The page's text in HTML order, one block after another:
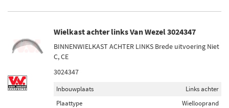
Wielkast achter links Van Wezel 3024347
BINNENWIELKAST ACHTER LINKS Brede uitvoering Niet
C, CE
3024347
Inbouwplaats
Links achter
Plaattype
Wiellooprand